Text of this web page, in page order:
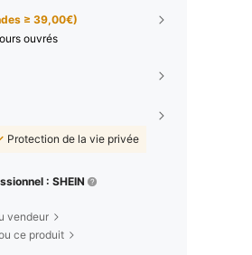
≥ 39,00€)
ouvrés
Protection de la vie privée
: SHEIN
vendeur
ce produit